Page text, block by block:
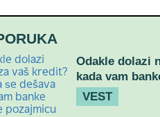
Odakle dolazi
kada vam
VEST